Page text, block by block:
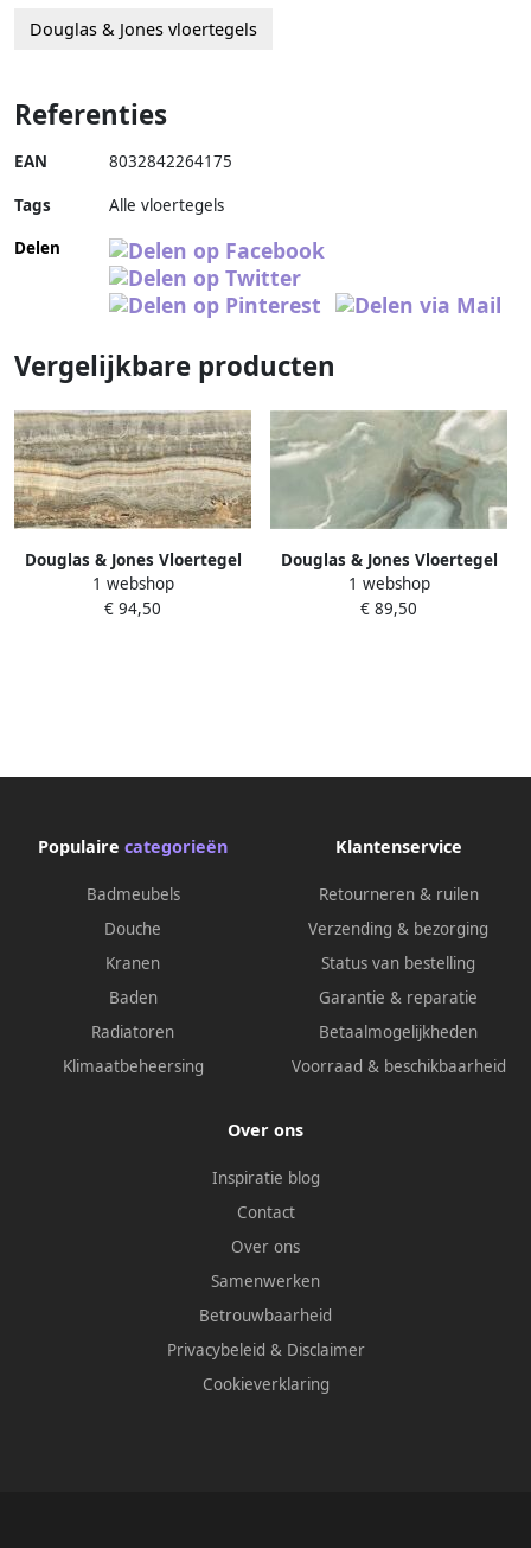
Douglas & Jones vloertegels
Referenties
EAN 8032842264175
Tags
Alle vloertegels
Delen
Vergelijkbare producten
Douglas & Jones Vloertegel
Magnum 60x120 cm
Gerectificeerd Caramel Glans
1 webshop
€ 94,50
Douglas & Jones Vloertegel
Magnum 60x120 cm
Marmerlook Gerectificeerd 6
1 webshop
€ 89,50
Populaire categorieën
Badmeubels
Douche
Kranen
Baden
Radiatoren
Klimaatbeheersing
Klantenservice
Retourneren & ruilen
Verzending & bezorging
Status van bestelling
Garantie & reparatie
Betaalmogelijkheden
Voorraad & beschikbaarheid
Over ons
Inspiratie blog
Contact
Over ons
Samenwerken
Betrouwbaarheid
Privacybeleid & Disclaimer
Cookieverklaring